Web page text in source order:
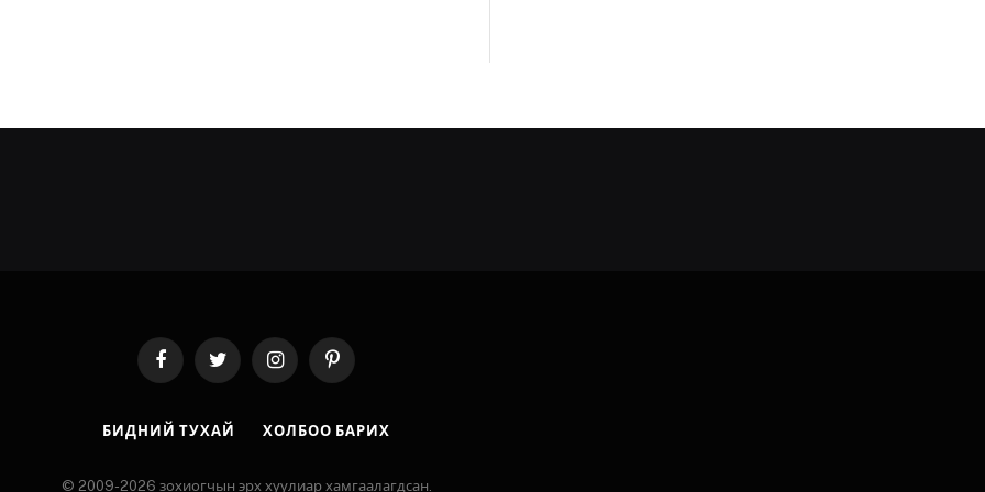
FacebookTwitter InstagramPinterest
БИДНИЙ ТУХАЙ ХОЛБОО БАРИХ
© 2009-2026 зохиогчын эрх хуулиар хамгаалагдсан.